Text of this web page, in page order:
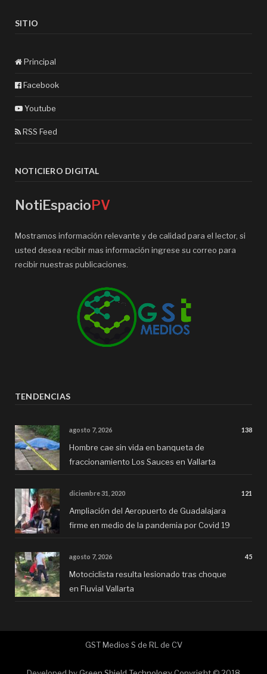
SITIO
Principal
Facebook
Youtube
RSS Feed
NOTICIERO DIGITAL
NotiEspacioPV
Mostramos información relevante y de calidad para el lector, si
usted desea recibir mas información ingrese su correo para
recibir nuestras publicaciones.
TENDENCIAS
agosto 7, 2026 138
Hombre cae sin vida en banqueta de
fraccionamiento Los Sauces en Vallarta
diciembre 31, 2020 121
Ampliación del Aeropuerto de Guadalajara
firme en medio de la pandemia por Covid 19
agosto 7, 2026 45
Motociclista resulta lesionado tras choque
en Fluvial Vallarta
GST Medios S de RL de CV